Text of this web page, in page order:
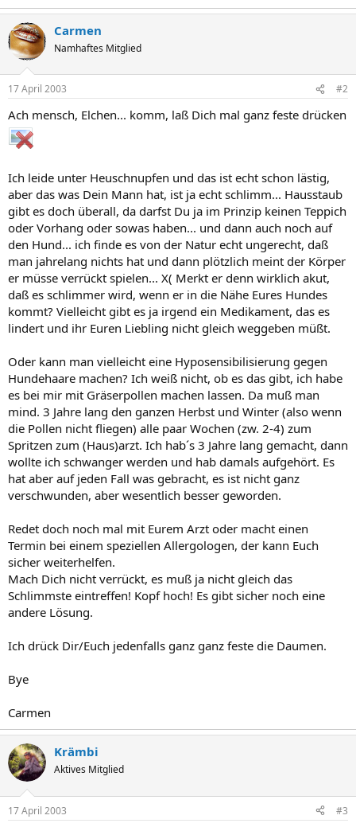
Carmen
Namhaftes Mitglied
17 April 2003 #2
Ach mensch, Elchen... komm, laß Dich mal ganz feste drücken
Ich leide unter Heuschnupfen und das ist echt schon lästig,
aber das was Dein Mann hat, ist ja echt schlimm... Hausstaub
gibt es doch überall, da darfst Du ja im Prinzip keinen Teppich
oder Vorhang oder sowas haben... und dann auch noch auf
den Hund... ich finde es von der Natur echt ungerecht, daß
man jahrelang nichts hat und dann plötzlich meint der Körper
er müsse verrückt spielen... X( Merkt er denn wirklich akut,
daß es schlimmer wird, wenn er in die Nähe Eures Hundes
kommt? Vielleicht gibt es ja irgend ein Medikament, das es
lindert und ihr Euren Liebling nicht gleich weggeben müßt.
Oder kann man vielleicht eine Hyposensibilisierung gegen
Hundehaare machen? Ich weiß nicht, ob es das gibt, ich habe
es bei mir mit Gräserpollen machen lassen. Da muß man
mind. 3 Jahre lang den ganzen Herbst und Winter (also wenn
die Pollen nicht fliegen) alle paar Wochen (zw. 2-4) zum
Spritzen zum (Haus)arzt. Ich hab´s 3 Jahre lang gemacht, dann
wollte ich schwanger werden und hab damals aufgehört. Es
hat aber auf jeden Fall was gebracht, es ist nicht ganz
verschwunden, aber wesentlich besser geworden.
Redet doch noch mal mit Eurem Arzt oder macht einen
Termin bei einem speziellen Allergologen, der kann Euch
sicher weiterhelfen.
Mach Dich nicht verrückt, es muß ja nicht gleich das
Schlimmste eintreffen! Kopf hoch! Es gibt sicher noch eine
andere Lösung.
Ich drück Dir/Euch jedenfalls ganz ganz feste die Daumen.
Bye
Carmen
Krämbi
Aktives Mitglied
17 April 2003 #3